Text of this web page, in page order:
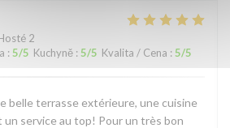
2
: 5/5 Kuchyně : 5/5 Kvalita / Cena : 5/5
belle terrasse extérieure, une cuisine
un service au top! Pour un très bon